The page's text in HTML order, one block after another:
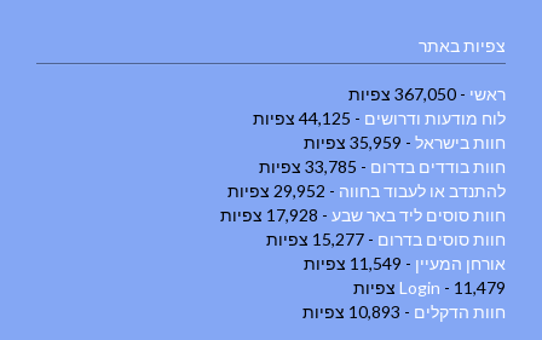
צפיות באתר
ראשי - 367,050 צפיות
לוח מודעות ודרושים - 44,125 צפיות
חוות בישראל - 35,959 צפיות
חוות בודדים בדרום - 33,785 צפיות
להתנדב או לעבוד בחווה - 29,952 צפיות
חוות סוסים ליד באר שבע - 17,928 צפיות
חוות סוסים בדרום - 15,277 צפיות
אורחן המעיין - 11,549 צפיות
Login - 11,479 צפיות
חוות הדקלים - 10,893 צפיות